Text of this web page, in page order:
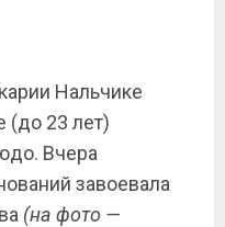
Нальчике
(до 23 лет)
Вчера
завоевала
(на фото —